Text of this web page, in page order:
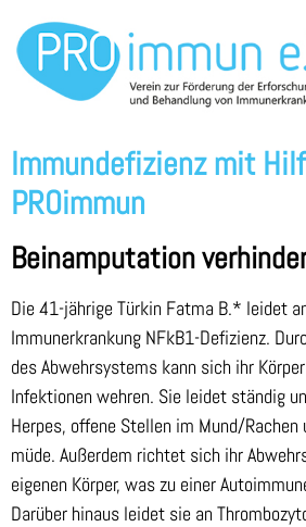
Rückkehr einer
Immundefizienz mit
PROimmun
Beinamputation
Die 41-jährige Türkin Fatma B.* leidet
Immunerkrankung NFkB1-Defizienz.
des Abwehrsystems kann sich ihr
Infektionen wehren. Sie leidet ständig
Herpes, offene Stellen im Mund/
müde. Außerdem richtet sich ihr
eigenen Körper, was zu einer
Darüber hinaus leidet sie an